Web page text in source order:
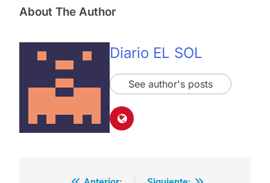
About The Author
Diario EL SOL
See author's posts